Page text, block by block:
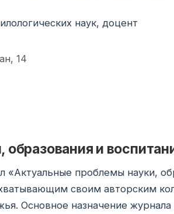
наук, доцент
14
и
«Актуальные проблемы науки,
своим авторским
Основное назначение журнала